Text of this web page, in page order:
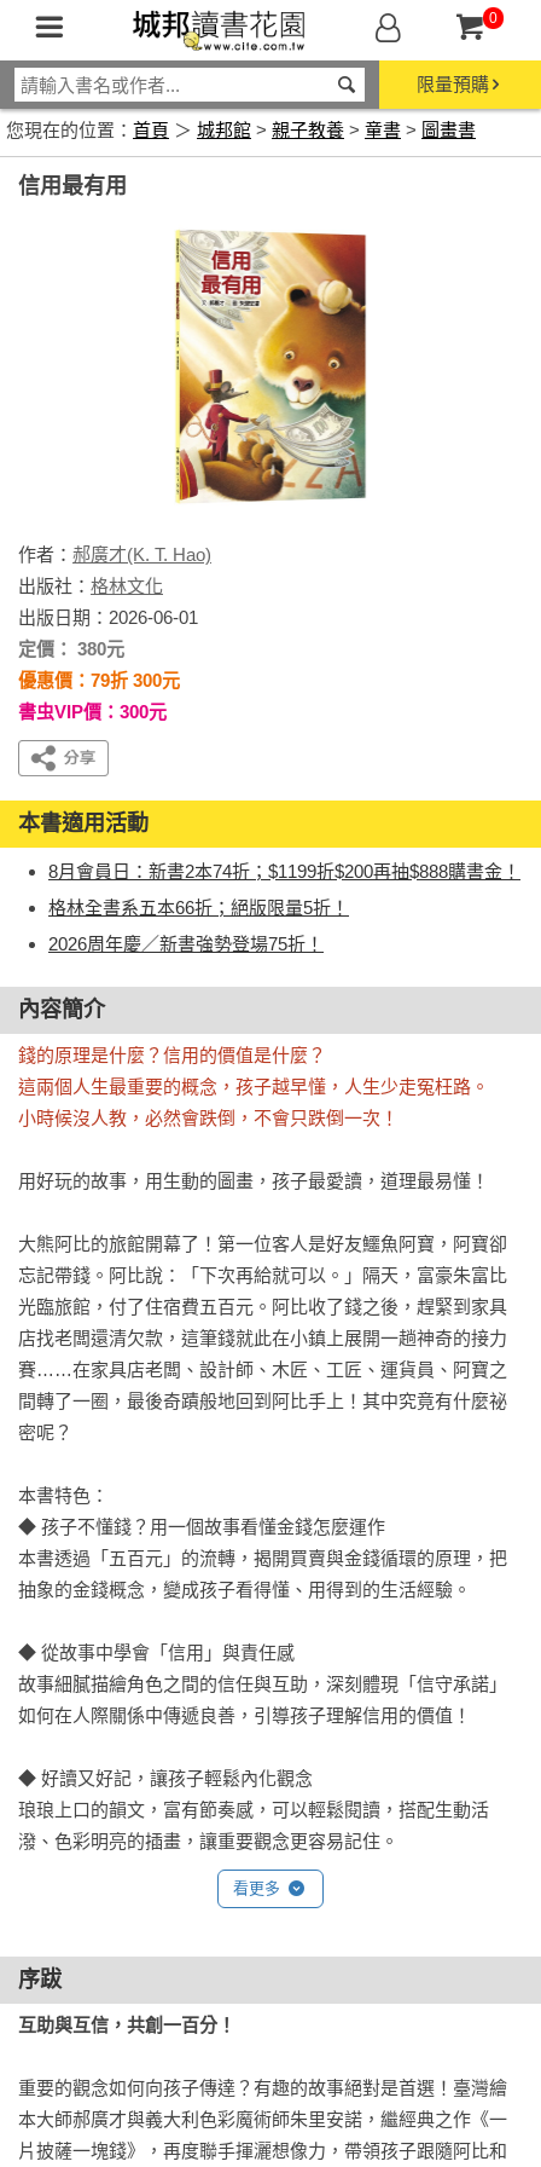
0
限量預購
您現在的位置： 首頁 ＞ 城邦館 > 親子教養 > 童書 > 圖畫書
信用最有用
作者： 郝廣才(K. T. Hao)
出版社： 格林文化
出版日期：2026-06-01
定價： 380元
優惠價：79折 300元
書虫VIP價：300元
本書適用活動
8月會員日：新書2本74折；$1199折$200再抽$888購書金！
格林全書系五本66折；絕版限量5折！
2026周年慶／新書強勢登場75折！
內容簡介
錢的原理是什麼？信用的價值是什麼？
這兩個人生最重要的概念，孩子越早懂，人生少走冤枉路。
小時候沒人教，必然會跌倒，不會只跌倒一次！
用好玩的故事，用生動的圖畫，孩子最愛讀，道理最易懂！
大熊阿比的旅館開幕了！第一位客人是好友鱷魚阿寶，阿寶卻
忘記帶錢。阿比說：「下次再給就可以。」隔天，富豪朱富比
光臨旅館，付了住宿費五百元。阿比收了錢之後，趕緊到家具
店找老闆還清欠款，這筆錢就此在小鎮上展開一趟神奇的接力
賽……在家具店老闆、設計師、木匠、工匠、運貨員、阿寶之
間轉了一圈，最後奇蹟般地回到阿比手上！其中究竟有什麼祕
密呢？
本書特色：
◆ 孩子不懂錢？用一個故事看懂金錢怎麼運作
本書透過「五百元」的流轉，揭開買賣與金錢循環的原理，把
抽象的金錢概念，變成孩子看得懂、用得到的生活經驗。
◆ 從故事中學會「信用」與責任感
故事細膩描繪角色之間的信任與互助，深刻體現「信守承諾」
如何在人際關係中傳遞良善，引導孩子理解信用的價值！
◆ 好讀又好記，讓孩子輕鬆內化觀念
琅琅上口的韻文，富有節奏感，可以輕鬆閱讀，搭配生動活
潑、色彩明亮的插畫，讓重要觀念更容易記住。
看更多
序跋
互助與互信，共創一百分！
重要的觀念如何向孩子傳達？有趣的故事絕對是首選！臺灣繪
本大師郝廣才與義大利色彩魔術師朱里安諾，繼經典之作《一
片披薩一塊錢》，再度聯手揮灑想像力，帶領孩子跟隨阿比和